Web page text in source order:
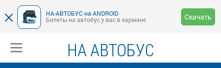
НА-АВТОБУС на ANDROID
Билеты на автобус у вас в кармане
Скачать
НА АВТОБУС